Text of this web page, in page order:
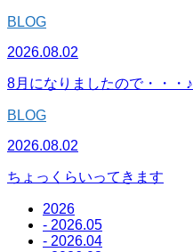
BLOG
2026.08.02
8月になりましたので・・・♪
BLOG
2026.08.02
ちょっくらいってきます
2026
- 2026.05
- 2026.04